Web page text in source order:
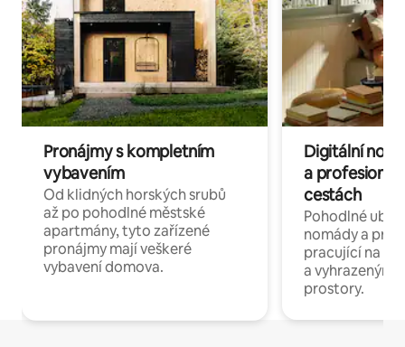
Pronájmy s kompletním
vybavením
Od klidných horských srubů
až po pohodlné městské
apartmány, tyto zařízené
pronájmy mají veškeré
vybavení domova.
Digitální
a
cestách
Pohodlné
nomády a
pracující na
a vyhrazenými
prostory.